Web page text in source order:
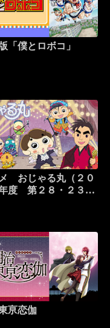
「僕とロボコ」
おじゃる丸（２０
度 第２８・２３シ
亰恋伽